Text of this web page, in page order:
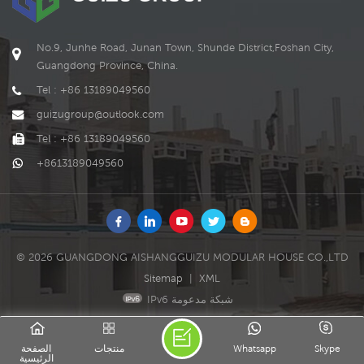
No.9, Junhe Road, Junan Town, Shunde District,Foshan City,
Guangdong Province, China.
Tel : +86 13189049560
guizugroup@outlook.com
Tel : +86 13189049560
+8613189049560
© 2026 GUANGDONG AISHANGGUIZU MODULAR HOUSE CO.,LTD
Sitemap
XML
IPv6 شبكة مدعومة
الصفحة
الرئيسية
منتجات Skype
Whatsapp